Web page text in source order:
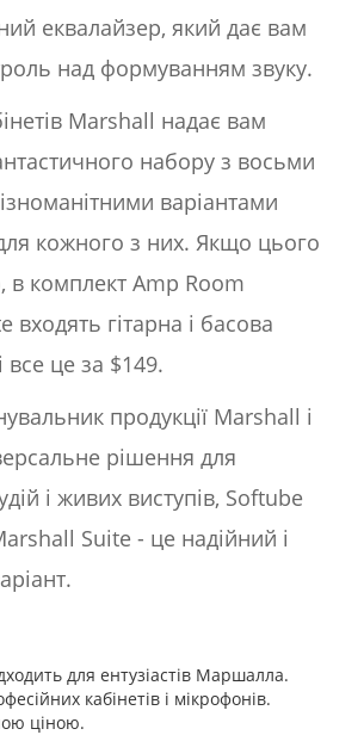
еквалайзер, який дає вам
над формуванням звуку.
Marshall надає вам
набору з восьми
варіантами
кожного з них. Якщо цього
в комплект Amp Room
входять гітарна і басова
це за $149.
продукції Marshall і
рішення для
і живих виступів, Softube
Suite - це надійний і
для ентузіастів Маршалла.
кабінетів і мікрофонів.
ціною.